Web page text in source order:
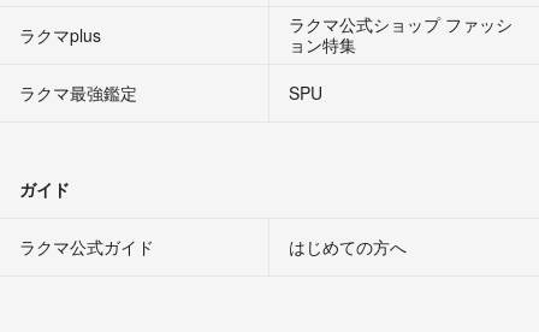
ラクマplus
ラクマ公式ショップ ファッシ
ョン特集
ラクマ最強鑑定
SPU
ガイド
ラクマ公式ガイド はじめての方へ